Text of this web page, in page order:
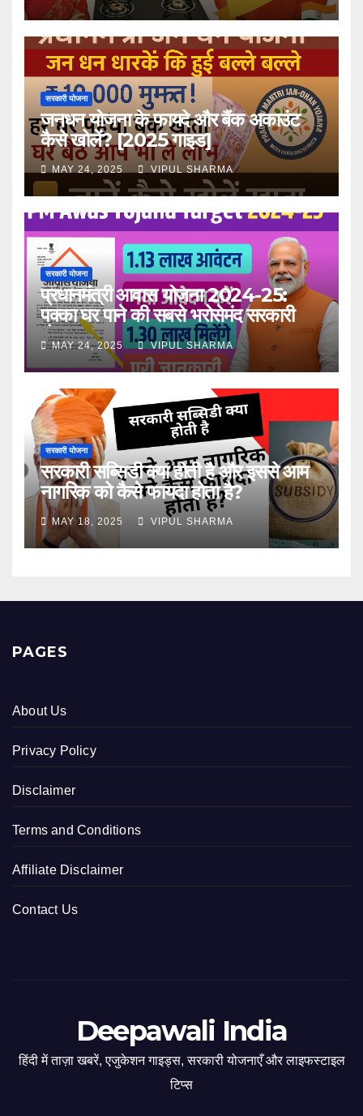
सरकारी योजना
जनधन योजना के फायदे और बैंक अकाउंट
कैसे खोलें? [2025 गाइड]
MAY 24, 2025 VIPUL SHARMA
सरकारी योजना
प्रधानमंत्री आवास योजना 2024-25:
पक्का घर पाने की सबसे भरोसेमंद सरकारी
योजना
MAY 24, 2025 VIPUL SHARMA
सरकारी योजना
सरकारी सब्सिडी क्या होती है और इससे आम
नागरिक को कैसे फायदा होता है?
MAY 18, 2025 VIPUL SHARMA
PAGES
About Us
Privacy Policy
Disclaimer
Terms and Conditions
Affiliate Disclaimer
Contact Us
Deepawali India
हिंदी में ताज़ा खबरें, एजुकेशन गाइड्स, सरकारी योजनाएँ और लाइफस्टाइल
टिप्स